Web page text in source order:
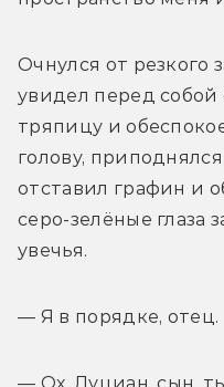
Очнулся от резкого
увидел перед
тряпицу и
голову,
отставил графин и
серо-зелёные глаза
увечья.
— Я в порядке, отец.
— Ох, Луциан, сын,